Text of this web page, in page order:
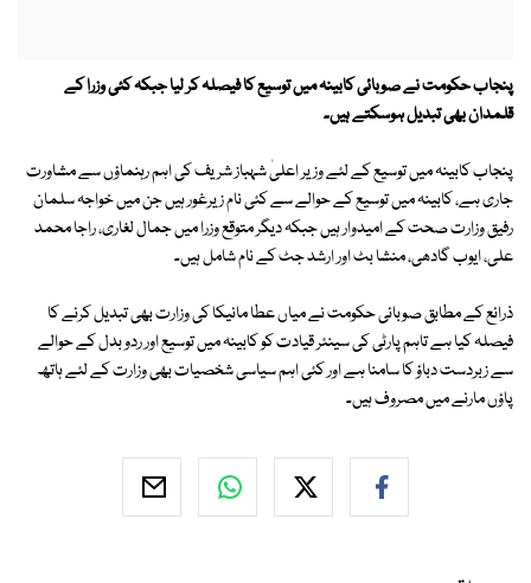
پنجاب حکومت نے صوبائی کابینہ میں توسیع کا فیصلہ کر لیا جبکہ کئی وزرا کے
قلمدان بھی تبدیل ہوسکتے ہیں۔
پنجاب کابینہ میں توسیع کے لئے وزیر اعلیٰ شہباز شریف کی اہم رہنماؤں سے مشاورت
جاری ہے، کابینہ میں توسیع کے حوالے سے کئی نام زیرغور ہیں جن میں خواجہ سلمان
رفیق وزارت صحت کے امیدوار ہیں جبکہ دیگر متوقع وزرا میں جمال لغاری، راجا محمد
علی، ایوب گادھی، منشا بٹ اور ارشد جٹ کے نام شامل ہیں۔
ذرائع کے مطابق صوبائی حکومت نے میاں عطا مانیکا کی وزارت بھی تبدیل کرنے کا
فیصلہ کیا ہے تاہم پارٹی کی سینئر قیادت کو کابینہ میں توسیع اور ردو بدل کے حوالے
سے زبردست دباؤ کا سامنا ہے اور کئی اہم سیاسی شخصیات بھی وزارت کے لئے ہاتھ
پاؤں مارنے میں مصروف ہیں۔